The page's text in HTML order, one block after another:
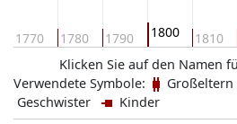
1770 1780 1790 1800 1810
Klicken Sie auf den Namen
Verwendete Symbole:
Großeltern
Geschwister
Kinder